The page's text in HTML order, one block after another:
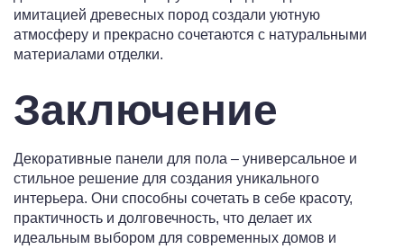
имитацией древесных пород создали уютную
атмосферу и прекрасно сочетаются с натуральными
материалами отделки.
Заключение
Декоративные панели для пола – универсальное и
стильное решение для создания уникального
интерьера. Они способны сочетать в себе красоту,
практичность и долговечность, что делает их
идеальным выбором для современных домов и